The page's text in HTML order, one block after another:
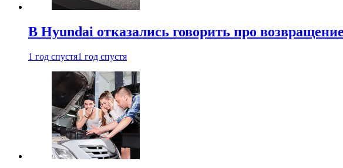
В Hyundai отказались говорить про
1 год спустя1 год спустя